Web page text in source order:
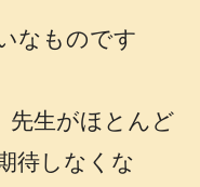
なものです
先生がほとんど
待しなくな